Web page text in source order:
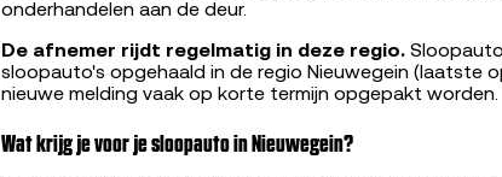
onderhandelen aan de deur.
De afnemer rijdt regelmatig in deze regio.
sloopauto's opgehaald in de regio Nieuwegein (laatste
nieuwe melding vaak op korte termijn opgepakt worden.
Wat krijg je voor je sloopauto in Nieuwegein?